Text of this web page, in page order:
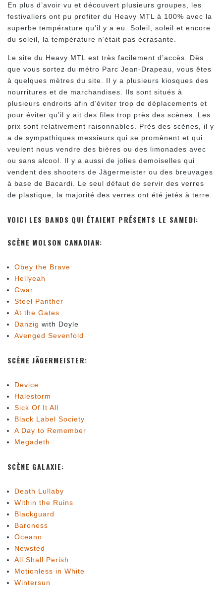
En plus d’avoir vu et découvert plusieurs groupes, les
festivaliers ont pu profiter du Heavy MTL à 100% avec la
superbe température qu’il y a eu. Soleil, soleil et encore
du soleil, la température n’était pas écrasante.
Le site du Heavy MTL est très facilement d’accès. Dès
que vous sortez du métro Parc Jean-Drapeau, vous êtes
à quelques mètres du site. Il y a plusieurs kiosques des
nourritures et de marchandises. Ils sont situés à
plusieurs endroits afin d’éviter trop de déplacements et
pour éviter qu’il y ait des files trop près des scènes. Les
prix sont relativement raisonnables. Près des scènes, il y
a de sympathiques messieurs qui se promènent et qui
veulent nous vendre des bières ou des limonades avec
ou sans alcool. Il y a aussi de jolies demoiselles qui
vendent des shooters de Jägermeister ou des breuvages
à base de Bacardi. Le seul défaut de servir des verres
de plastique, la majorité des verres ont été jetés à terre.
VOICI LES BANDS QUI ÉTAIENT PRÉSENTS LE SAMEDI:
SCÈNE MOLSON CANADIAN:
Obey the Brave
Hellyeah
Gwar
Steel Panther
At the Gates
Danzig with Doyle
Avenged Sevenfold
SCÈNE JÄGERMEISTER:
Device
Halestorm
Sick Of It All
Black Label Society
A Day to Remember
Megadeth
SCÈNE GALAXIE:
Death Lullaby
Within the Ruins
Blackguard
Baroness
Oceano
Newsted
All Shall Perish
Motionless in White
Wintersun